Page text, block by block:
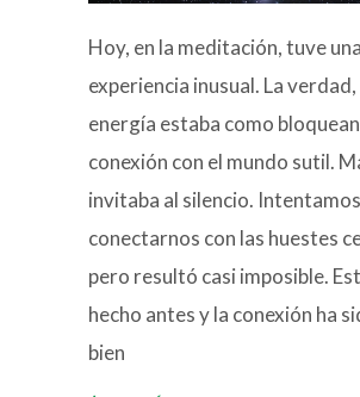
Hoy, en la meditación, tuve una
experiencia inusual. La verdad,
energía estaba como
conexión con el mundo sutil.
invitaba al silencio. Intentamos
conectarnos con las huestes
pero resultó casi imposible.
hecho antes y la conexión ha
bien